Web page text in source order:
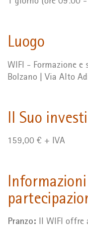
1 giorno (ore 09:00
Luogo
WIFI - Formazione e
Bolzano | Via Alto
Il Suo
159,00 € + IVA
Pranzo: Il WIFI offre